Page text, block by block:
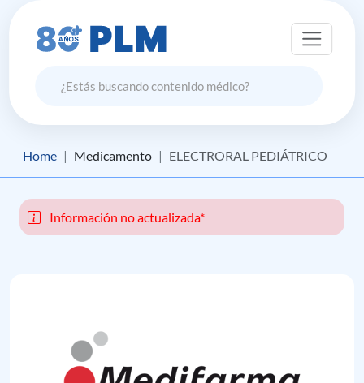
Home Medicamento ELECTRORAL PEDIÁTRICO
Información no actualizada*